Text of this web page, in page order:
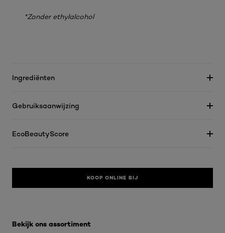
*Zonder ethylalcohol
Ingrediënten
Gebruiksaanwijzing
EcoBeautyScore
KOOP ONLINE BIJ
Bekijk ons assortiment